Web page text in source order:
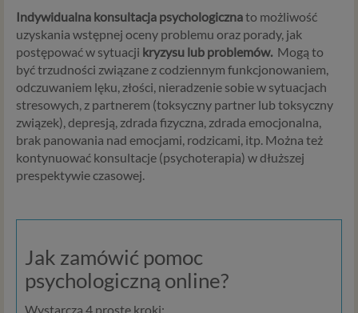
Indywidualna konsultacja psychologicznato możliwość
uzyskania wstępnej oceny problemu oraz porady, jak
postępować w sytuacji kryzysu lub problemów. Mogą to
być trzudności związane z codziennym funkcjonowaniem,
odczuwaniem lęku, złości, nieradzenie sobie w sytuacjach
stresowych, z partnerem (toksyczny partner lub toksyczny
związek), depresją, zdrada fizyczna, zdrada emocjonalna,
brak panowania nad emocjami, rodzicami, itp. Można też
kontynuować konsultacje (psychoterapia) w dłuższej
prespektywie czasowej.
Jak zamówić pomoc
psychologiczną online?
Wystarczą 4 proste kroki: